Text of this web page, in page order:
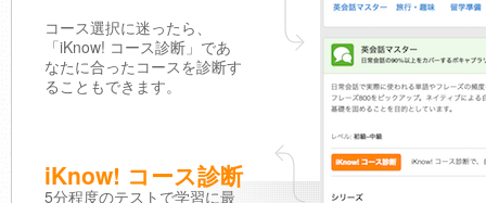
コース選択に迷ったら、
「iKnow! コース診断」であ
なたに合ったコースを診断す
ることもできます。
iKnow! コース診断
5分程度のテストで学習に最